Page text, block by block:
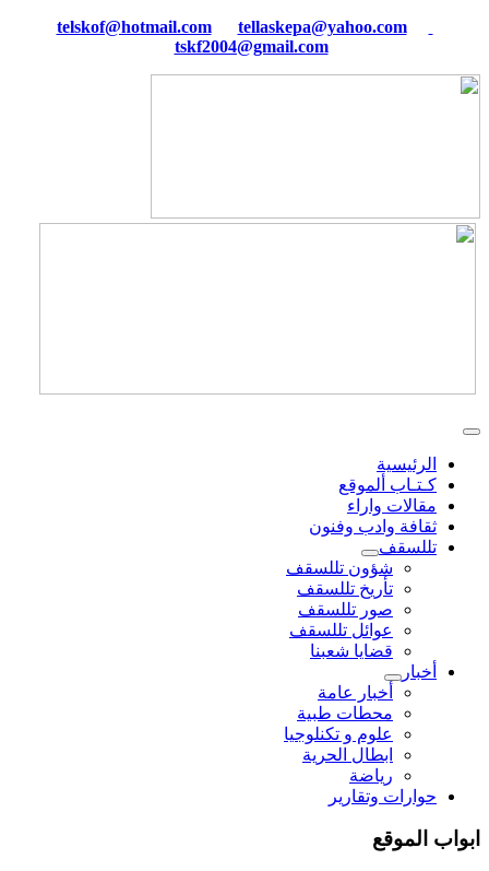
tellaskepa@yahoo.com
tskf2004@gmail.com
الرئيسية
كـتـاب ألموقع
مقالات واراء
ثقافة وادب وفنون
تللسقف
شؤون تللسقف
تأريخ تللسقف
صور تللسقف
عوائل تللسقف
قضايا شعبنا
أخبار
أخبار عامة
محطات طبية
علوم و تکنلوجیا
ابطال الحرية
رياضة
حوارات وتقارير
ابواب الموقع